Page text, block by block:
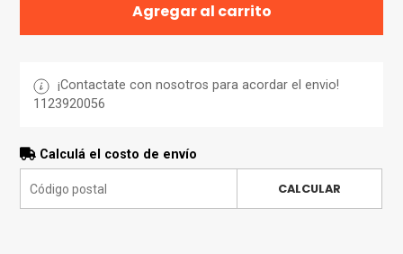
Agregar al carrito
¡Contactate con nosotros para acordar el envio!
1123920056
Calculá el costo de envío
CALCULAR